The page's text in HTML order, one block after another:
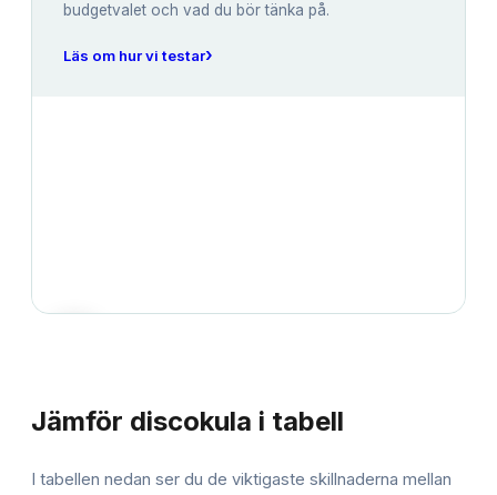
budgetvalet och vad du bör tänka på.
Läs om hur vi testar›
Jämför discokula i tabell
I tabellen nedan ser du de viktigaste skillnaderna mellan